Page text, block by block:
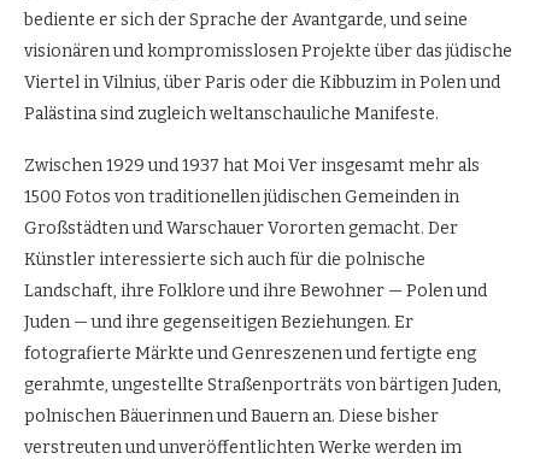
bediente er sich der Sprache der Avantgarde, und seine
visionären und kompromisslosen Projekte über das jüdische
Viertel in Vilnius, über Paris oder die Kibbuzim in Polen und
Palästina sind zugleich weltanschauliche Manifeste.
Zwischen 1929 und 1937 hat Moi Ver insgesamt mehr als
1500 Fotos von traditionellen jüdischen Gemeinden in
Großstädten und Warschauer Vororten gemacht. Der
Künstler interessierte sich auch für die polnische
Landschaft, ihre Folklore und ihre Bewohner — Polen und
Juden — und ihre gegenseitigen Beziehungen. Er
fotografierte Märkte und Genreszenen und fertigte eng
gerahmte, ungestellte Straßenporträts von bärtigen Juden,
polnischen Bäuerinnen und Bauern an. Diese bisher
verstreuten und unveröffentlichten Werke werden im